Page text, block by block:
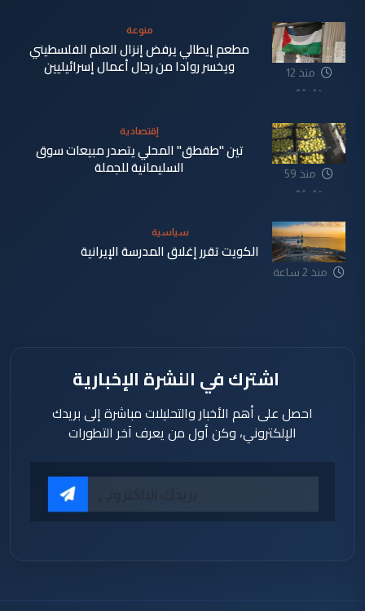
منذ 12
دقيقة
منوعة
مطعم إيطالي يرفض إنزال العلم الفلسطيني
ويخسر روادا من رجال أعمال إسرائيليين
منذ 59
دقيقة
إقتصادية
تين "طقطق" المحلي يتصدر مبيعات سوق
السليمانية للجملة
منذ 2 ساعة
سياسية
الكويت تقرر إغلاق المدرسة الإيرانية
اشترك في النشرة الإخبارية
احصل على أهم الأخبار والتحليلات مباشرة إلى بريدك
الإلكتروني، وكن أول من يعرف آخر التطورات